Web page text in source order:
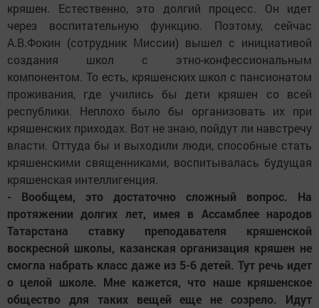
кряшен. Естественно, это долгий процесс. Он идет
через воспитательную функцию. Поэтому, сейчас
А.В.Фокин (сотрудник Миссии) вышел с инициативой
создания школ с этно-конфессиональным
компонентом. То есть, кряшенских школ с пансионатом
проживания, где учились бы дети кряшен со всей
республики. Неплохо было бы организовать их при
кряшенских приходах. Вот не знаю, пойдут ли навстречу
власти. Оттуда бы и выходили люди, способные стать
кряшенскими священниками, воспитывалась будущая
кряшенская интеллигенция.
- Вообщем, это достаточно сложный вопрос. На
протяжении долгих лет, имея в Ассамблее народов
Татарстана ставку преподавателя кряшенской
воскресной школы, казанская организация кряшен не
смогла набрать класс даже из 5-6 детей. Тут речь идет
о целой школе. Мне кажется, что наше кряшенское
общество для таких вещей еще не созрело. Идут